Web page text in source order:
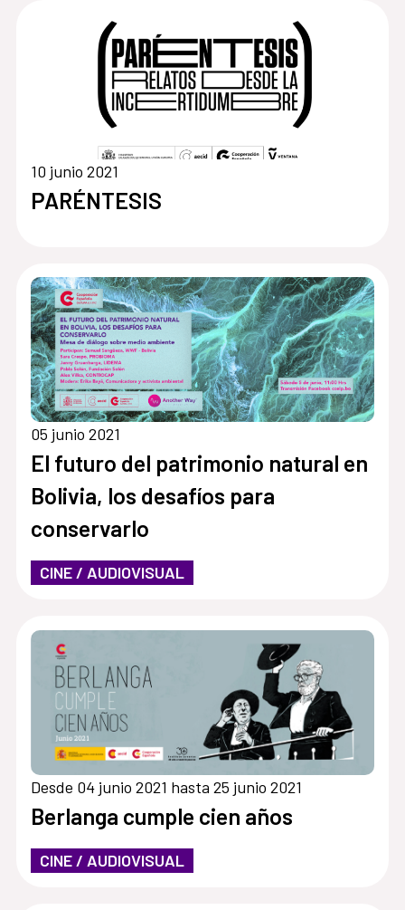
10 junio 2021
PARÉNTESIS
05 junio 2021
El futuro del patrimonio natural en
Bolivia, los desafíos para
conservarlo
CINE / AUDIOVISUAL
Desde 04 junio 2021 hasta 25 junio 2021
Berlanga cumple cien años
CINE / AUDIOVISUAL